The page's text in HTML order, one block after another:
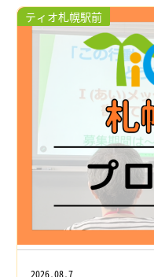
ティオ札幌駅前
2026.08.7